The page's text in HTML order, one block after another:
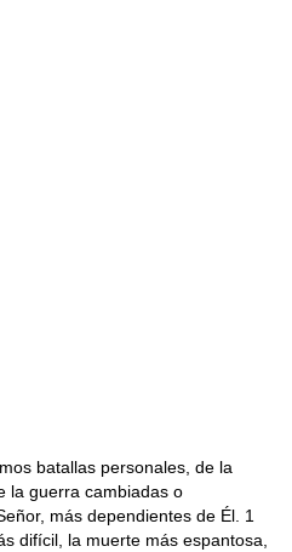
batallas personales, de la
la guerra cambiadas o
más dependientes de Él. 1
difícil, la muerte más espantosa,